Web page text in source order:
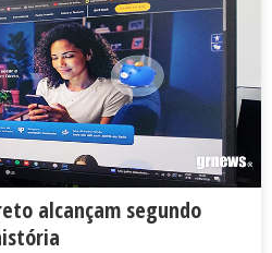
alcançam segundo